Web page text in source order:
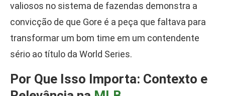
valiosos no sistema de fazendas demonstra a
convicção de que Gore é a peça que faltava para
transformar um bom time em um contendente
sério ao título da World Series.
Por Que Isso Importa: Contexto e